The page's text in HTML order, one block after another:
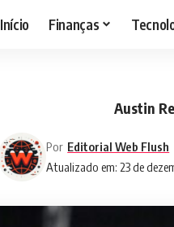
Início Finanças
Austin
Atualizado em: 23 de
Por Editorial Web Flush